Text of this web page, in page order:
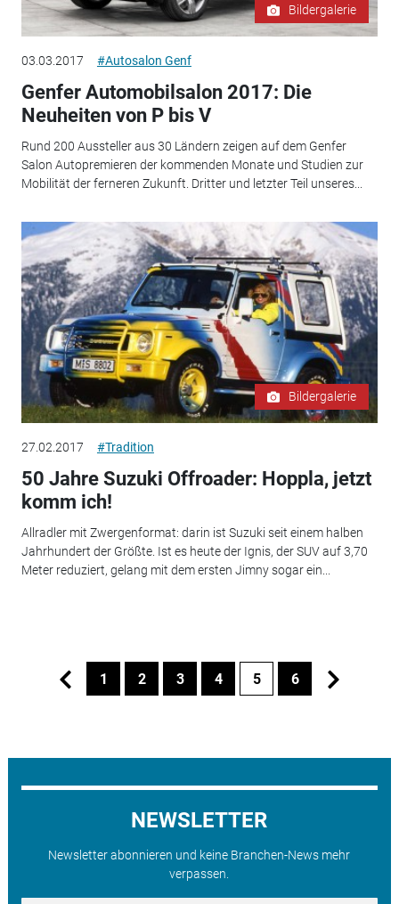
Bildergalerie
03.03.2017 #Autosalon Genf
Genfer Automobilsalon 2017: Die
Neuheiten von P bis V
Rund 200 Aussteller aus 30 Ländern zeigen auf dem Genfer
Salon Autopremieren der kommenden Monate und Studien zur
Mobilität der ferneren Zukunft. Dritter und letzter Teil unseres...
Bildergalerie
27.02.2017 #Tradition
50 Jahre Suzuki Offroader: Hoppla, jetzt
komm ich!
Allradler mit Zwergenformat: darin ist Suzuki seit einem halben
Jahrhundert der Größte. Ist es heute der Ignis, der SUV auf 3,70
Meter reduziert, gelang mit dem ersten Jimny sogar ein...
1 2 3 4 5 6
NEWSLETTER
Newsletter abonnieren und keine Branchen-News mehr
verpassen.